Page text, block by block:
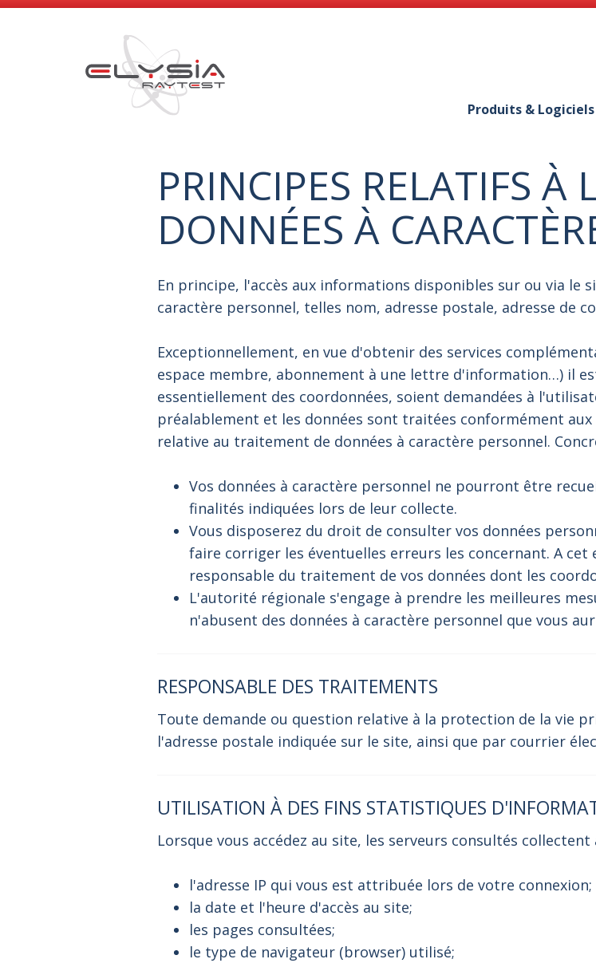
Produits & Logiciels
PRINCIPES RELATIFS À
DONNÉES À
En principe, l'accès aux informations disponibles sur ou via le
caractère personnel, telles nom, adresse postale, adresse de
Exceptionnellement, en vue d'obtenir des services
espace membre, abonnement à une lettre d'information…) il
essentiellement des coordonnées, soient demandées à
préalablement et les données sont traitées conformément
relative au traitement de données à caractère personnel.
Vos données à caractère personnel ne pourront être
finalités indiquées lors de leur collecte.
Vous disposerez du droit de consulter vos données
faire corriger les éventuelles erreurs les concernant. A
responsable du traitement de vos données dont les
L'autorité régionale s'engage à prendre les meilleures
n'abusent des données à caractère personnel que vous
RESPONSABLE DES TRAITEMENTS
Toute demande ou question relative à la protection de la vie
l'adresse postale indiquée sur le site, ainsi que par courrier
UTILISATION À DES FINS STATISTIQUES
Lorsque vous accédez au site, les serveurs consultés
l'adresse IP qui vous est attribuée lors de votre connexion;
la date et l'heure d'accès au site;
les pages consultées;
le type de navigateur (browser) utilisé;